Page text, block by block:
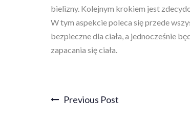
bielizny. Kolejnym krokiem jest
W tym aspekcie poleca się przede
bezpieczne dla ciała, a jednocześnie
zapacania się ciała.
Post
Previous Post